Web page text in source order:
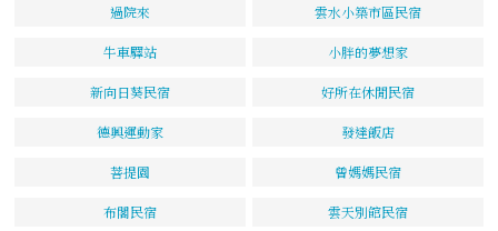
過院來 雲水小築市區民宿
牛車驛站 小胖的夢想家
新向日葵民宿 好所在休閒民宿
德興運動家 發達飯店
菩提園 曾媽媽民宿
布閣民宿 雲天別館民宿